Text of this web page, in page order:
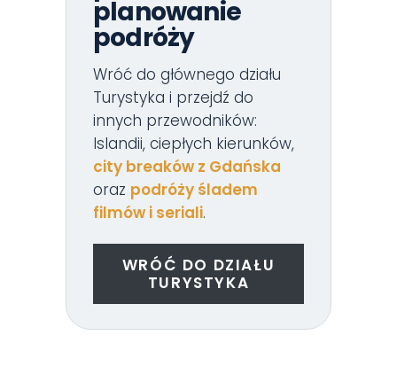
planowanie
podróży
Wróć do głównego działu
Turystyka i przejdź do
innych przewodników:
Islandii, ciepłych kierunków,
city breaków z Gdańska
oraz podróży śladem
filmów i seriali.
WRÓĆ DO DZIAŁU
TURYSTYKA